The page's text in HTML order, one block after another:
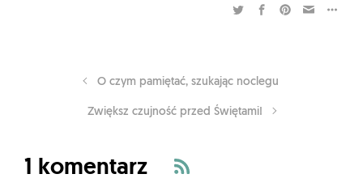
O czym pamiętać, szukając noclegu
Zwiększ czujność przed Świętami!
1 komentarz